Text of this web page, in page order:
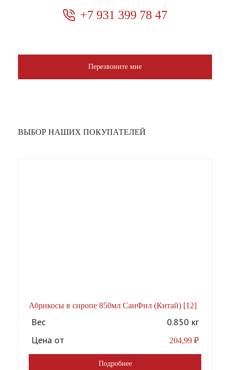
+7 931 399 78 47
Перезвоните мне
ВЫБОР НАШИХ ПОКУПАТЕЛЕЙ
Абрикосы в сиропе 850мл СанФил (Китай) [12]
Вес
0.850 кг
Цена от
204,99 ₽
Подробнее